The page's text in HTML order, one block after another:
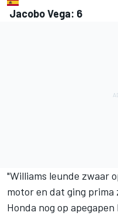
Jacobo Vega: 6
"Williams leunde zwaar
motor en dat ging prima
Honda nog op